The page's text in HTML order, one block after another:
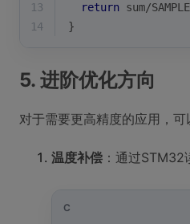
13
return sum/
14
}
5. 进阶优化方向
对于需要更高精度的应用，可
温度补偿 ：通过
C